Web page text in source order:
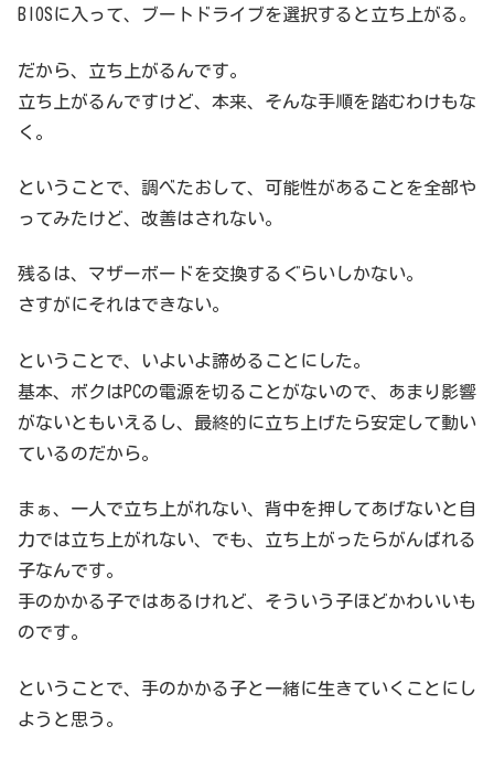
BIOSに入って、ブートドライブを選択すると立ち上がる。
だから、立ち上がるんです。
立ち上がるんですけど、本来、そんな手順を踏むわけもな
く。
ということで、調べたおして、可能性があることを全部や
ってみたけど、改善はされない。
残るは、マザーボードを交換するぐらいしかない。
さすがにそれはできない。
ということで、いよいよ諦めることにした。
基本、ボクはPCの電源を切ることがないので、あまり影響
がないともいえるし、最終的に立ち上げたら安定して動い
ているのだから。
まぁ、一人で立ち上がれない、背中を押してあげないと自
力では立ち上がれない、でも、立ち上がったらがんばれる
子なんです。
手のかかる子ではあるけれど、そういう子ほどかわいいも
のです。
ということで、手のかかる子と一緒に生きていくことにし
ようと思う。